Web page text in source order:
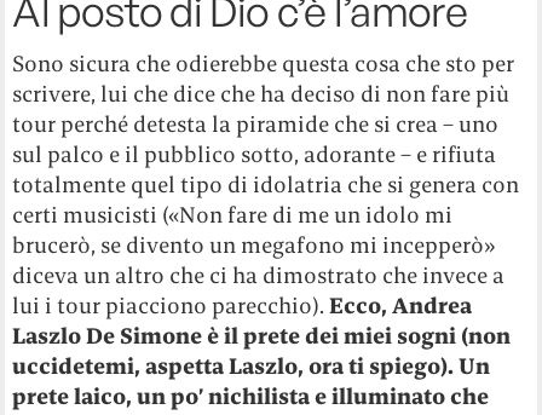
Al posto di Dio c’è l’amore
Sono sicura che odierebbe questa cosa che sto per
scrivere, lui che dice che ha deciso di non fare più
tour perché detesta la piramide che si crea – uno
sul palco e il pubblico sotto, adorante – e rifiuta
totalmente quel tipo di idolatria che si genera con
certi musicisti («Non fare di me un idolo mi
brucerò, se divento un megafono mi incepperò»
diceva un altro che ci ha dimostrato che invece a
lui i tour piacciono parecchio).Ecco, Andrea
Laszlo De Simone è il prete dei miei sogni (non
uccidetemi, aspetta Laszlo, ora ti spiego). Un
prete laico, un po’ nichilista e illuminato che